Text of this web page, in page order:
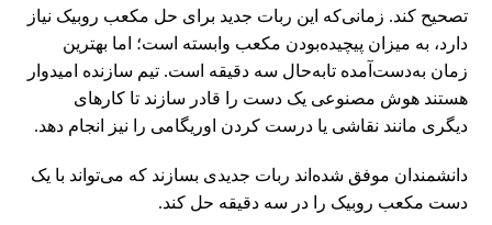
تصحیح کند. زمانی‌که این ربات جدید برای حل مکعب روبیک نیاز
دارد، به میزان پیچیده‌بودن مکعب وابسته است؛ اما بهترین
زمان به‌دست‌آمده تا‌به‌حال سه دقیقه است. تیم سازنده امیدوار
هستند هوش مصنوعی یک دست را قادر سازند تا کارهای
دیگری مانند نقاشی یا درست کردن اوریگامی را نیز انجام دهد.
دانشمندان موفق شده‌اند ربات جدیدی بسازند که می‌تواند با یک
دست مکعب روبیک را در سه دقیقه حل کند.